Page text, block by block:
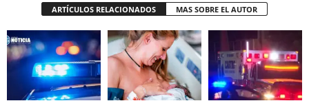
ARTÍCULOS RELACIONADOS MAS SOBRE EL AUTOR